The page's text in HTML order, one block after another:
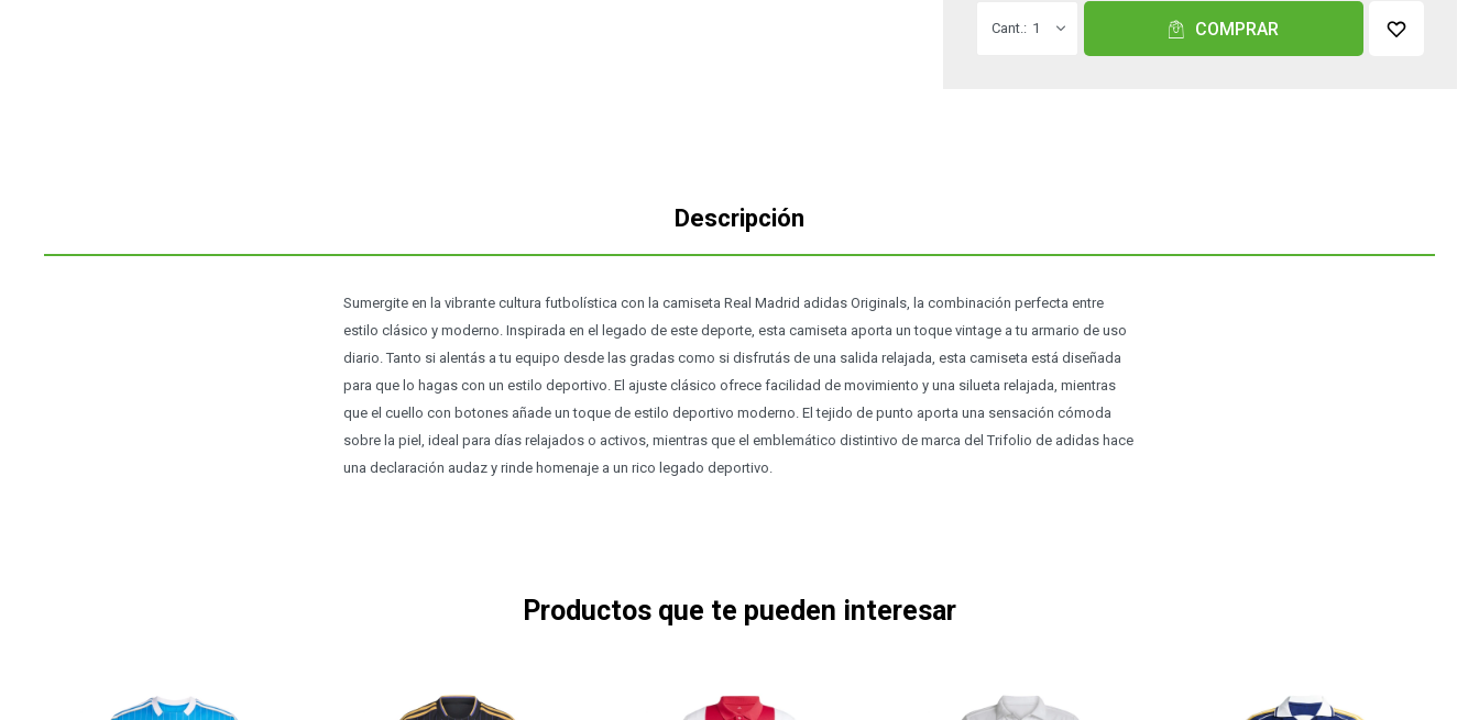
1 COMPRAR
Descripción
Sumergite en la vibrante cultura futbolística con la camiseta Real Madrid adidas Originals, la combinación perfecta entre
estilo clásico y moderno. Inspirada en el legado de este deporte, esta camiseta aporta un toque vintage a tu armario de uso
diario. Tanto si alentás a tu equipo desde las gradas como si disfrutás de una salida relajada, esta camiseta está diseñada
para que lo hagas con un estilo deportivo. El ajuste clásico ofrece facilidad de movimiento y una silueta relajada, mientras
que el cuello con botones añade un toque de estilo deportivo moderno. El tejido de punto aporta una sensación cómoda
sobre la piel, ideal para días relajados o activos, mientras que el emblemático distintivo de marca del Trifolio de adidas hace
una declaración audaz y rinde homenaje a un rico legado deportivo.
Productos que te pueden interesar